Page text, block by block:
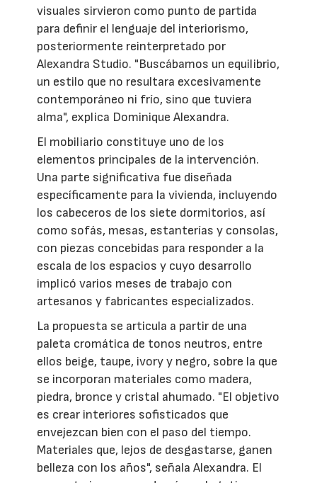
visuales sirvieron como punto de partida
para definir el lenguaje del interiorismo,
posteriormente reinterpretado por
Alexandra Studio. "Buscábamos un equilibrio,
un estilo que no resultara excesivamente
contemporáneo ni frío, sino que tuviera
alma", explica Dominique Alexandra.
El mobiliario constituye uno de los
elementos principales de la intervención.
Una parte significativa fue diseñada
específicamente para la vivienda, incluyendo
los cabeceros de los siete dormitorios, así
como sofás, mesas, estanterías y consolas,
con piezas concebidas para responder a la
escala de los espacios y cuyo desarrollo
implicó varios meses de trabajo con
artesanos y fabricantes especializados.
La propuesta se articula a partir de una
paleta cromática de tonos neutros, entre
ellos beige, taupe, ivory y negro, sobre la que
se incorporan materiales como madera,
piedra, bronce y cristal ahumado. "El objetivo
es crear interiores sofisticados que
envejezcan bien con el paso del tiempo.
Materiales que, lejos de desgastarse, ganen
belleza con los años", señala Alexandra. El